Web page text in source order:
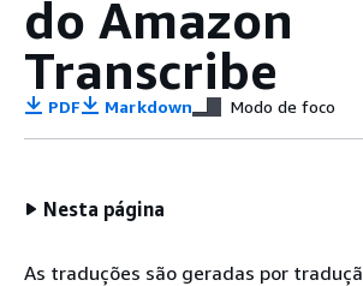
do Amazon
Transcribe
PDF Markdown Modo de foco
Nesta página
As traduções são geradas por